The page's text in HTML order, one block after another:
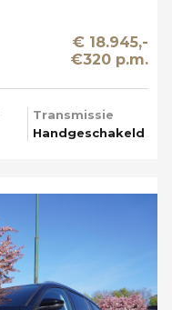
€ 18.945,-
€320 p.m.
Transmissie
Handgeschakeld